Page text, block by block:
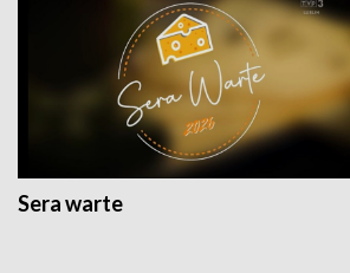
Sera warte